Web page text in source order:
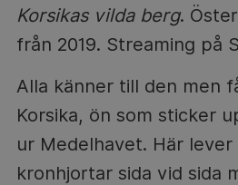
Korsikas vilda berg.
från 2019. Streaming på
Alla känner till den men
Korsika, ön som sticker
ur Medelhavet. Här
kronhjortar sida vid sida